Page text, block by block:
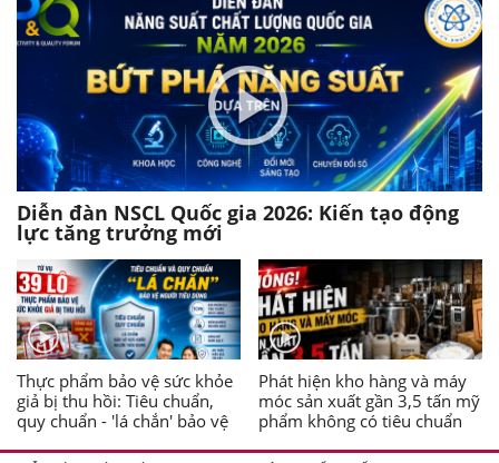
Diễn đàn NSCL Quốc gia 2026: Kiến tạo động
lực tăng trưởng mới
Thực phẩm bảo vệ sức khỏe
giả bị thu hồi: Tiêu chuẩn,
quy chuẩn - 'lá chắn' bảo vệ
Phát hiện kho hàng và máy
móc sản xuất gần 3,5 tấn mỹ
phẩm không có tiêu chuẩn